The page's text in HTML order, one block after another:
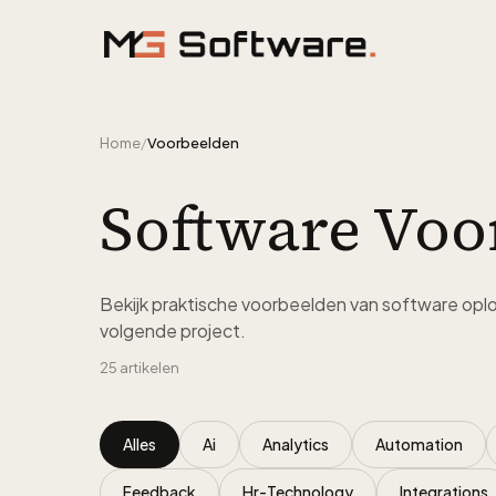
Home/Voorbeelden
Software
Bekijk praktische voorbeelden van software
volgende project.
25 artikelen
Alles Ai Analytics Automation
Feedback Hr-Technology Integrations